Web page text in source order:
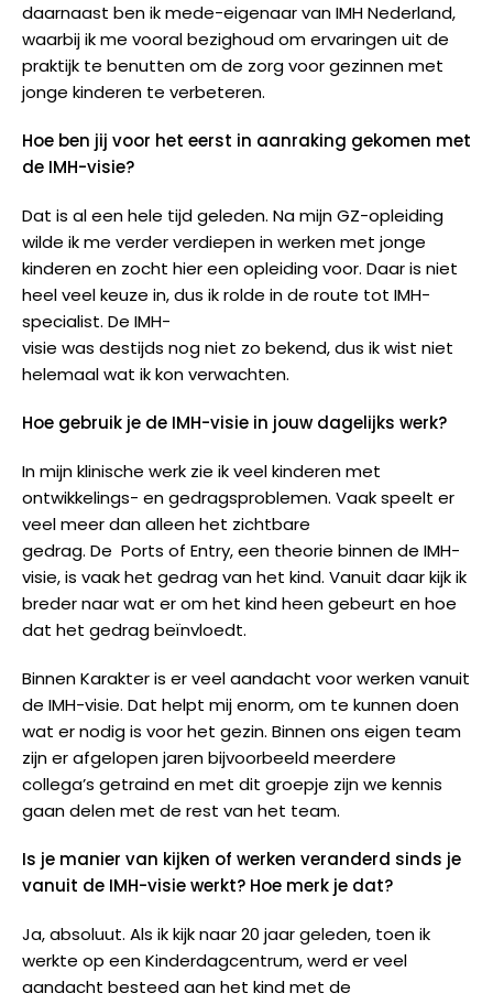
daarnaast ben ik mede-eigenaar van IMH Nederland,
waarbij ik me vooral bezighoud om ervaringen uit de
praktijk te benutten om de zorg voor gezinnen met
jonge kinderen te verbeteren.
Hoe ben jij voor het eerst in aanraking gekomen met
de IMH-visie?
Dat is al een hele tijd geleden. Na mijn GZ-opleiding
wilde ik me verder verdiepen in werken met jonge
kinderen en zocht hier een opleiding voor. Daar is niet
heel veel keuze in, dus ik rolde in de route tot IMH-
specialist. De IMH-
visie was destijds nog niet zo bekend, dus ik wist niet
helemaal wat ik kon verwachten.
Hoe gebruik je de IMH-visie in jouw dagelijks werk?
In mijn klinische werk zie ik veel kinderen met
ontwikkelings- en gedragsproblemen. Vaak speelt er
veel meer dan alleen het zichtbare
gedrag. De Ports of Entry, een theorie binnen de IMH-
visie, is vaak het gedrag van het kind. Vanuit daar kijk ik
breder naar wat er om het kind heen gebeurt en hoe
dat het gedrag beïnvloedt.
Binnen Karakter is er veel aandacht voor werken vanuit
de IMH-visie. Dat helpt mij enorm, om te kunnen doen
wat er nodig is voor het gezin. Binnen ons eigen team
zijn er afgelopen jaren bijvoorbeeld meerdere
collega’s getraind en met dit groepje zijn we kennis
gaan delen met de rest van het team.
Is je manier van kijken of werken veranderd sinds je
vanuit de IMH-visie werkt? Hoe merk je dat?
Ja, absoluut. Als ik kijk naar 20 jaar geleden, toen ik
werkte op een Kinderdagcentrum, werd er veel
aandacht besteed aan het kind met de